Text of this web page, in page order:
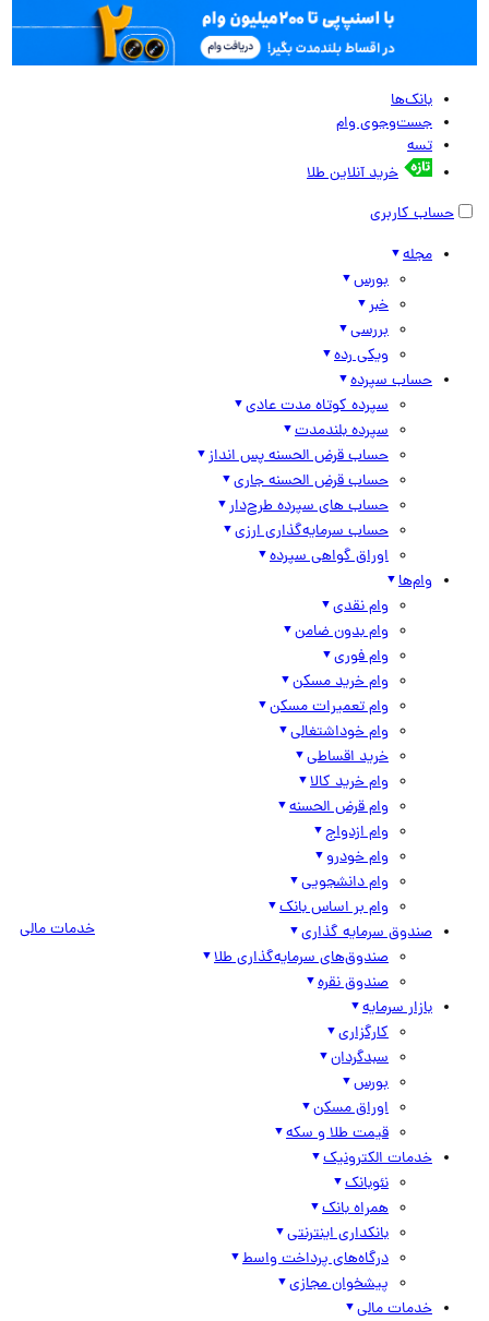
بانک‌ها
جست‌وجوی وام
تسه
خرید آنلاین طلا
حساب کاربری
مجله
بورس
خبر
بررسی
ویکی رده
حساب سپرده
سپرده کوتاه مدت عادی
سپرده بلندمدت
حساب قرض الحسنه پس انداز
حساب قرض الحسنه جاری
حساب های سپرده طرح‌دار
حساب سرمایه‌گذاری ارزی
اوراق گواهی سپرده
وام‌ها
وام نقدی
وام بدون ضامن
وام فوری
وام خرید مسکن
وام تعمیرات مسکن
وام خوداشتغالی
خرید اقساطی
وام خرید کالا
وام قرض الحسنه
وام ازدواج
وام خودرو
وام دانشجویی
وام بر اساس بانک
صندوق سرمایه گذاری
صندوق‌های سرمایه‌گذاری طلا
صندوق نقره
بازار سرمایه
کارگزاری
سبدگردان
بورس
اوراق مسکن
قیمت طلا و سکه
خدمات الکترونیک
نئوبانک
همراه بانک
بانکداری اینترنتی
درگاه‌های پرداخت واسط
پیشخوان مجازی
خدمات مالی
خدمات مالی